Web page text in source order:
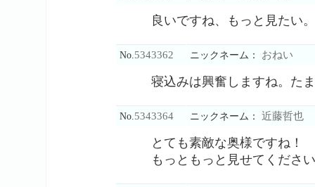
良いですね、もっと見たい。
No. 5343362 ニックネーム： おねい
寝込みは興奮しますね。た
No. 5343364 ニックネーム： 近藤哲也
とても素敵な奥様ですね！
もっともっと見せてくださ